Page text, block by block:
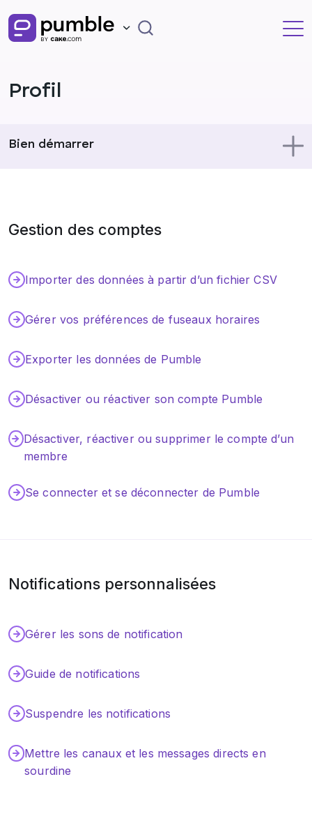
Profil
Tutoriels
Intégrations
Bien démarrer
Profil
Administration
Gestion des comptes
Importer des données à partir d’un fichier CSV
Gérer vos préférences de fuseaux horaires
Exporter les données de Pumble
Désactiver ou réactiver son compte Pumble
Désactiver, réactiver ou supprimer le compte d’un
membre
Se connecter et se déconnecter de Pumble
Notifications personnalisées
Gérer les sons de notification
Guide de notifications
Suspendre les notifications
Mettre les canaux et les messages directs en
sourdine